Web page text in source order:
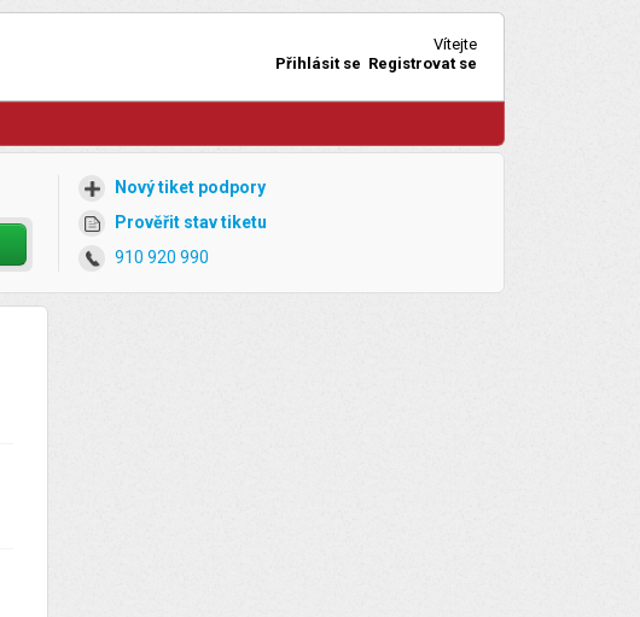
Vítejte
Přihlásit se Registrovat se
Nový tiket podpory
Prověřit stav tiketu
910 920 990